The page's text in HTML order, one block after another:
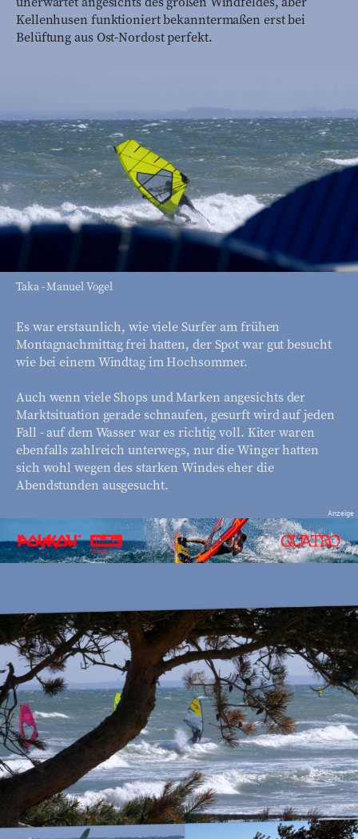
Kellenhusen funktioniert bekanntermaßen erst bei
Belüftung aus Ost-Nordost perfekt.
Taka - Manuel Vogel
Es war erstaunlich, wie viele Surfer am frühen
Montagnachmittag frei hatten, der Spot war gut besucht
wie bei einem Windtag im Hochsommer.
Auch wenn viele Shops und Marken angesichts der
Marktsituation gerade schnaufen, gesurft wird auf jeden
Fall - auf dem Wasser war es richtig voll. Kiter waren
ebenfalls zahlreich unterwegs, nur die Winger hatten
sich wohl wegen des starken Windes eher die
Abendstunden ausgesucht.